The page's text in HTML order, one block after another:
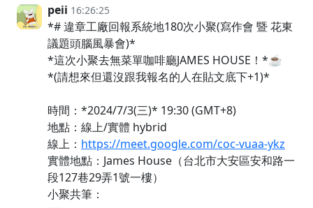
peii 16:26:25
*# 違章工廠回報系統地180次小聚(寫作會 暨 花東
議題頭腦風暴會)*
*這次小聚去無菜單咖啡廳JAMES HOUSE！*☕
*(請想來但還沒跟我報名的人在貼文底下+1)*
時間：*2024/7/3(三)* 19:30 (GMT+8)
地點：線上/實體 hybrid
線上： https://meet.google.com/coc-vuaa-ykz
實體地點：James House（台北市大安區安和路一
段127巷29弄1號一樓）
小聚共筆：